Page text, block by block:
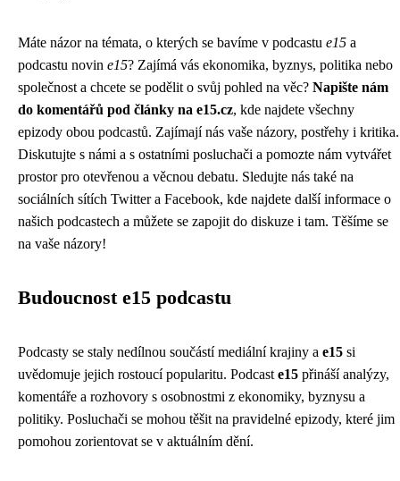
Máte názor na témata, o kterých se bavíme v podcastu e15 a
podcastu novin e15? Zajímá vás ekonomika, byznys, politika nebo
společnost a chcete se podělit o svůj pohled na věc? Napište nám
do komentářů pod články na e15.cz, kde najdete všechny
epizody obou podcastů. Zajímají nás vaše názory, postřehy i kritika.
Diskutujte s námi a s ostatními posluchači a pomozte nám vytvářet
prostor pro otevřenou a věcnou debatu. Sledujte nás také na
sociálních sítích Twitter a Facebook, kde najdete další informace o
našich podcastech a můžete se zapojit do diskuze i tam. Těšíme se
na vaše názory!
Budoucnost e15 podcastu
Podcasty se staly nedílnou součástí mediální krajiny a e15 si
uvědomuje jejich rostoucí popularitu. Podcast e15 přináší analýzy,
komentáře a rozhovory s osobnostmi z ekonomiky, byznysu a
politiky. Posluchači se mohou těšit na pravidelné epizody, které jim
pomohou zorientovat se v aktuálním dění.